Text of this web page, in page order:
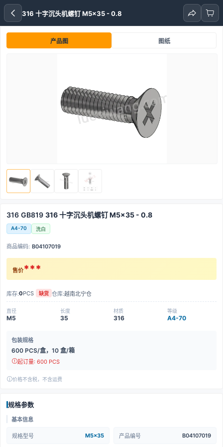
316 十字沉头机螺钉 M5x35 - 0.8
产品图 图纸
316 GB819 316 十字沉头机螺钉 M5x35 - 0.8
A4-70 洗白
商品编码: B04107019
售价***
库存:0PCS 缺货 仓库:越南北宁仓
直径
M5
长度
35
材质
316
等级
A4-70
包装规格
600 PCS/盒，10 盒/箱
起订量: 600 PCS
价格不含税，不含运费
规格参数
基本信息
规格型号 M5x35 产品编号 B04107019